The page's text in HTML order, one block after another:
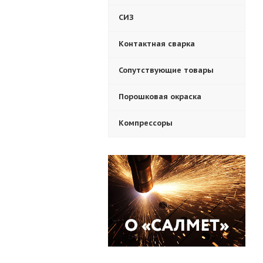
СИЗ
Контактная сварка
Сопутствующие товары
Порошковая окраска
Компрессоры